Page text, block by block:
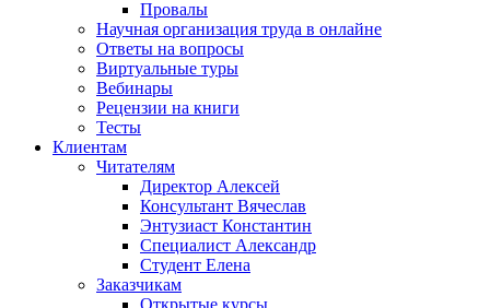
Провалы
Научная организация труда в онлайне
Ответы на вопросы
Виртуальные туры
Вебинары
Рецензии на книги
Тесты
Клиентам
Читателям
Директор Алексей
Консультант Вячеслав
Энтузиаст Константин
Специалист Александр
Студент Елена
Заказчикам
Открытые курсы